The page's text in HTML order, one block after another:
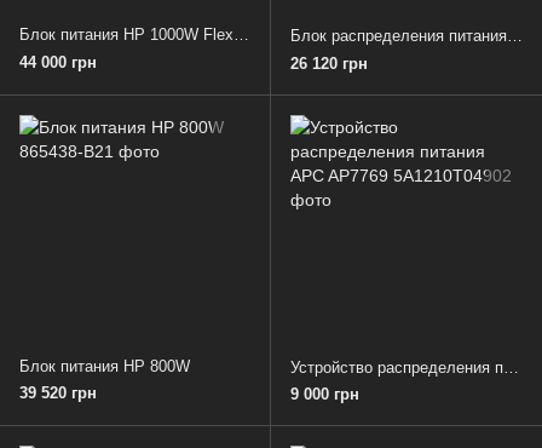
Блок питания HP 1000W Flex Slot
44 000 грн
Блок распределения питания HP G2 Basic
26 120 грн
Блок питания HP 800W
39 520 грн
9 000 грн